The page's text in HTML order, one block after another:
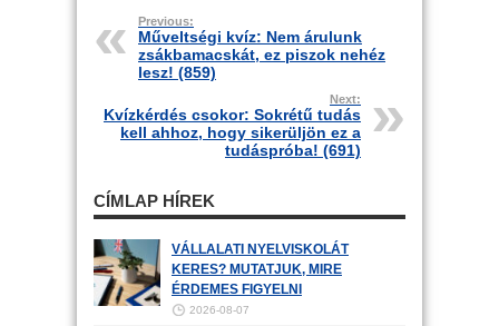
Previous:
Műveltségi kvíz: Nem árulunk
zsákbamacskát, ez piszok nehéz
lesz! (859)
Next:
Kvízkérdés csokor: Sokrétű tudás
kell ahhoz, hogy sikerüljön ez a
tudáspróba! (691)
CÍMLAP HÍREK
VÁLLALATI NYELVISKOLÁT
KERES? MUTATJUK, MIRE
ÉRDEMES FIGYELNI
2026-08-07